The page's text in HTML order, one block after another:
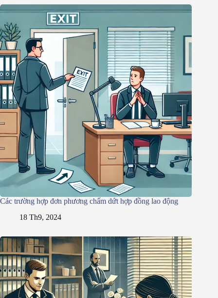
Các trường hợp đơn phương chấm dứt hợp đồng lao động
18 Th9, 2024